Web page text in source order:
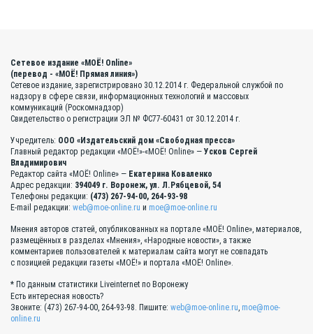
Сетевое издание «МОЁ! Online»
(перевод - «МОЁ! Прямая линия»)
Сетевое издание, зарегистрировано 30.12.2014 г. Федеральной службой по
надзору в сфере связи, информационных технологий и массовых
коммуникаций (Роскомнадзор)
Свидетельство о регистрации ЭЛ № ФС77-60431 от 30.12.2014 г.
Учредитель: ООО «Издательский дом «Свободная пресса»
Главный редактор редакции «МОЁ!»-«МОЁ! Online» — Усков Сергей
Владимирович
Редактор сайта «МОЁ! Online» — Екатерина Коваленко
Адрес редакции: 394049 г. Воронеж, ул. Л.Рябцевой, 54
Телефоны редакции: (473) 267-94-00, 264-93-98
E-mail редакции: web@moe-online.ru и moe@moe-online.ru
Мнения авторов статей, опубликованных на портале «МОЁ! Online», материалов,
размещённых в разделах «Мнения», «Народные новости», а также
комментариев пользователей к материалам сайта могут не совпадать
с позицией редакции газеты «МОЁ!» и портала «МОЁ! Online».
* По данным статистики Liveinternet по Воронежу
Есть интересная новость?
Звоните: (473) 267-94-00, 264-93-98. Пишите: web@moe-online.ru moe@moe-
online.ru